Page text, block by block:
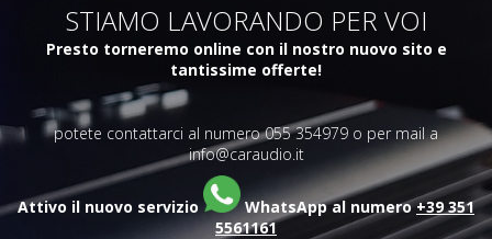
STIAMO LAVORANDO PER VOI
Presto torneremo online con il nostro nuovo sito e
tantissime offerte!
potete contattarci al numero 055 354979 o per mail a
info@caraudio.it
Attivo il nuovo servizio WhatsApp al numero+39 351
5561161